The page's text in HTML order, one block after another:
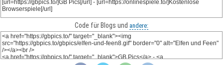
Code für Blogs und andere: